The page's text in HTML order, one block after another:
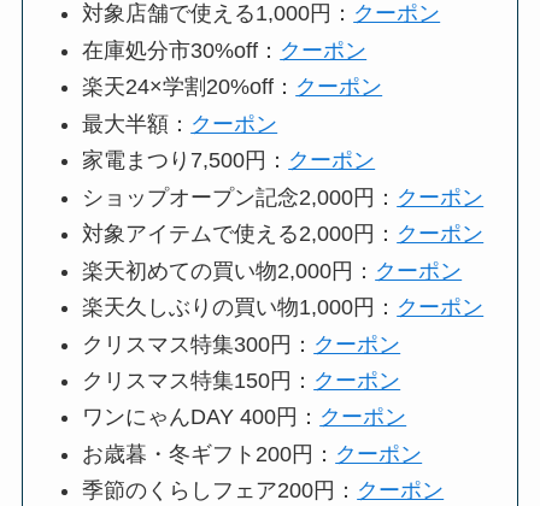
対象店舗で使える1,000円： クーポン
在庫処分市30%off： クーポン
楽天24×学割20%off： クーポン
最大半額： クーポン
家電まつり7,500円： クーポン
ショップオープン記念2,000円： クーポン
対象アイテムで使える2,000円： クーポン
楽天初めての買い物2,000円： クーポン
楽天久しぶりの買い物1,000円： クーポン
クリスマス特集300円： クーポン
クリスマス特集150円： クーポン
ワンにゃんDAY 400円： クーポン
お歳暮・冬ギフト200円： クーポン
季節のくらしフェア200円： クーポン